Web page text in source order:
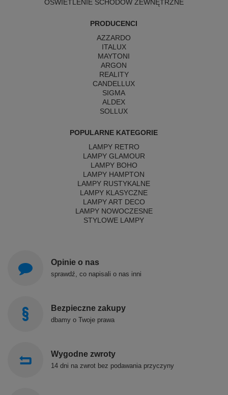
OŚWIETLENIE SCHODÓW ZEWNĘTRZNE
PRODUCENCI
AZZARDO
ITALUX
MAYTONI
ARGON
REALITY
CANDELLUX
SIGMA
ALDEX
SOLLUX
POPULARNE KATEGORIE
LAMPY RETRO
LAMPY GLAMOUR
LAMPY BOHO
LAMPY HAMPTON
LAMPY RUSTYKALNE
LAMPY KLASYCZNE
LAMPY ART DECO
LAMPY NOWOCZESNE
STYLOWE LAMPY
Opinie o nas
sprawdź, co napisali o nas inni
Bezpieczne zakupy
dbamy o Twoje prawa
Wygodne zwroty
14 dni na zwrot bez podawania przyczyny